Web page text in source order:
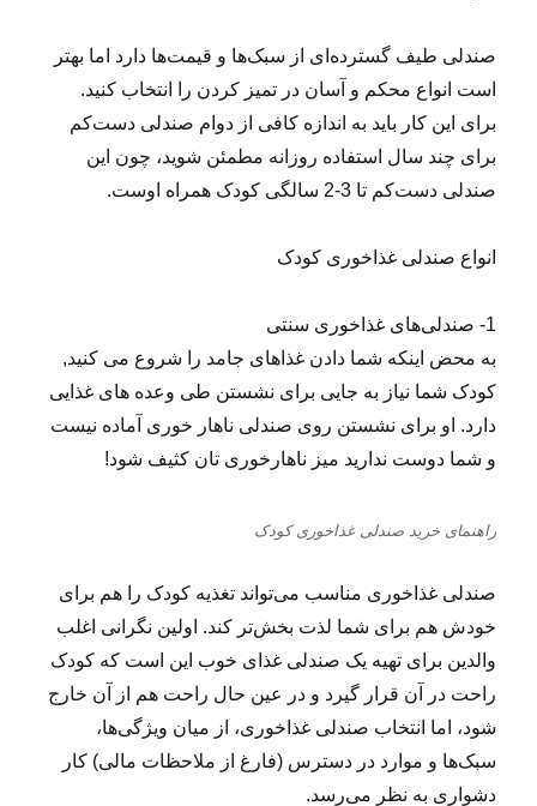
صندلی طیف گسترده‌ای از سبک‌ها و قیمت‌ها دارد اما بهتر
است انواع محکم و آسان در تمیز کردن را انتخاب کنید.
برای این کار باید به اندازه کافی از دوام صندلی دست‌کم
برای چند سال استفاده روزانه مطمئن شوید، چون این
صندلی دست‌کم تا 3-2 سالگی کودک همراه اوست.
انواع صندلی غذاخوری کودک
1- صندلی‌های غذاخوری سنتی
به محض اینکه شما دادن غذاهای جامد را شروع می کنید,
کودک شما نیاز به جایی برای نشستن طی وعده های غذایی
دارد. او برای نشستن روی صندلی ناهار خوری آماده نیست
و شما دوست ندارید میز ناهارخوری تان کثیف شود!
راهنمای خرید صندلی غذاخوری کودک
صندلی غذاخوری مناسب می‌تواند تغذیه کودک را هم برای
خودش هم برای شما لذت بخش‌تر کند. اولین نگرانی اغلب
والدین برای تهیه یک صندلی غذای خوب این است که کودک
راحت در آن قرار گیرد و در عین حال راحت هم از آن خارج
شود، اما انتخاب صندلی غذاخوری، از میان ویژگی‌ها،
سبک‌ها و موارد در دسترس (فارغ از ملاحظات مالی) کار
دشواری به نظر می‌رسد.